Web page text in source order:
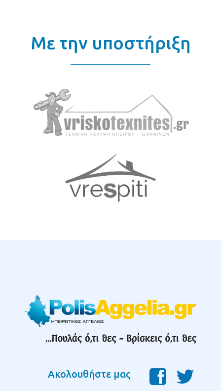
Με την υποστήριξη
Ακολουθήστε μας